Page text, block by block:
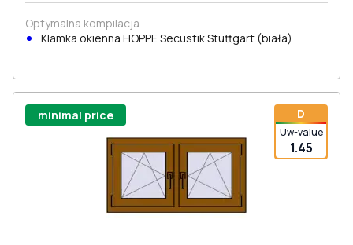
Optymalna kompilacja
Klamka okienna HOPPE Secustik Stuttgart (biała)
D
Uw-value
1.45
minimal price